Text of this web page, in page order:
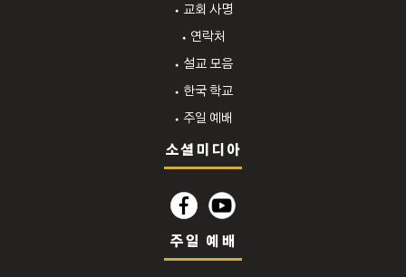
⬩ 교회 사명
⬩ 연락처
⬩ 설교 모음
⬩ 한국 학교
⬩ 주일 예배
소셜미디아
주일 예배